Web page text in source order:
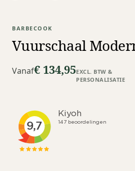
BARBECOOK
Vuurschaal
Vanaf€ 134,95EXCL. BTW &
PERSONALISATIE